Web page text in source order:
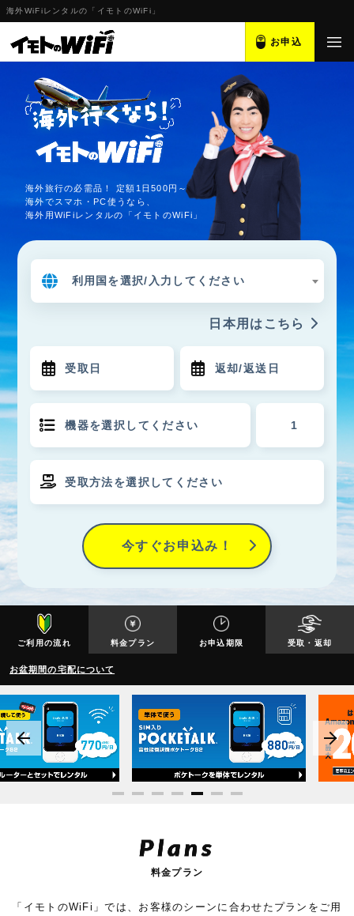
海外WiFiレンタルの「イモトのWiFi」
お申込
海外旅行の必需品！ 定額1日500円～
海外でスマホ・PC使うなら、
海外用WiFiレンタルの「イモトのWiFi」
利用国を選択/入力してください
日本用はこちら
今すぐお申込み！
ご利用の流れ 料金プラン お申込期限 受取・返却
お盆期間の宅配について
Plans
料金プラン
「イモトのWiFi」では、お客様のシーンに合わせたプランをご用